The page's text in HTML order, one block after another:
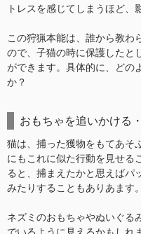
トレスを感じてしまうほど、
この狩猟本能は、誰から教わ
ので、子猫の時に保護したと
ができます。具体的に、どの
か？
おもちゃを追いかける
猫は、捕った獲物をもてあそ
にもこれに似た行動を見せる
ると、捕まえたかと思えばパ
みたりすることもありあます。
ネズミのおもちゃやぬいぐる